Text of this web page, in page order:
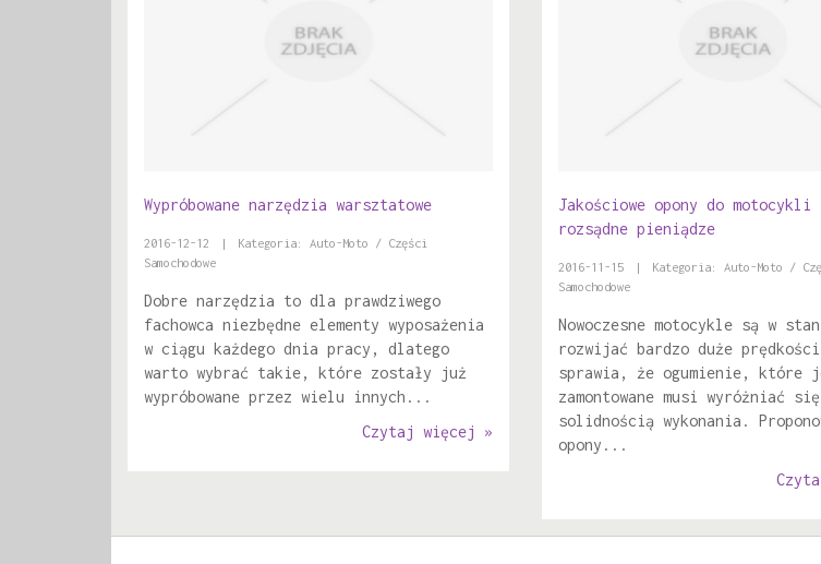
Wypróbowane narzędzia warsztatowe
2016-12-12 |
Kategoria: Auto-Moto / Części
Samochodowe
Dobre narzędzia to dla prawdziwego
fachowca niezbędne elementy wyposażenia
w ciągu każdego dnia pracy, dlatego
warto wybrać takie, które zostały już
wypróbowane przez wielu innych...
Czytaj więcej »
Jakościowe opony do motocykli
rozsądne pieniądze
2016-11-15 |
Kategoria: Auto-Moto /
Samochodowe
Nowoczesne motocykle są w
rozwijać bardzo duże
sprawia, że ogumienie, które
zamontowane musi wyróżniać się
solidnością wykonania.
opony...